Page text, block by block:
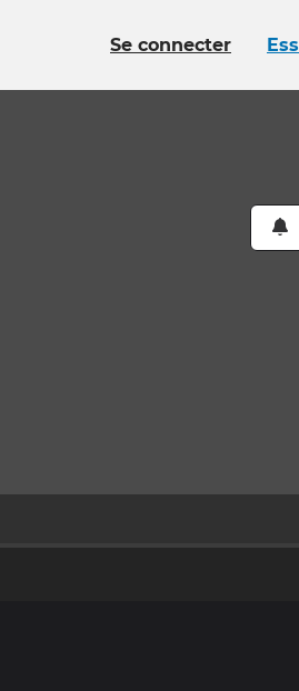
Se connecter